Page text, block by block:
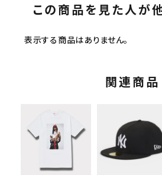
この商品を見た人が
表示する商品はありません。
関連商品